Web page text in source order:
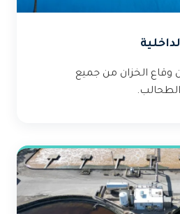
الخزان من جميع